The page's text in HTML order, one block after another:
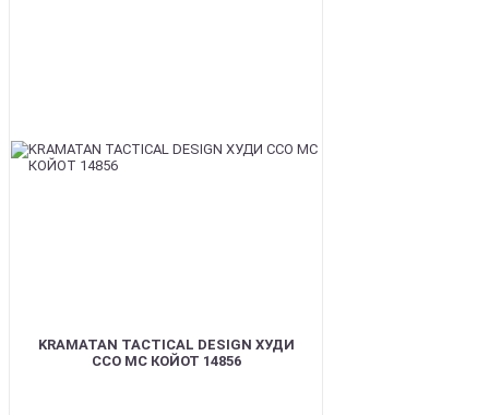
KRAMATAN TACTICAL DESIGN ХУДИ
ССО МС КОЙОТ 14856